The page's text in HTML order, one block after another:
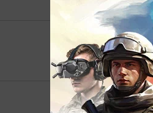
Авторизоваться